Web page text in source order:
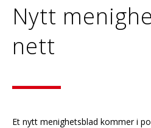
Nytt
nett
Et nytt menighetsblad kommer i